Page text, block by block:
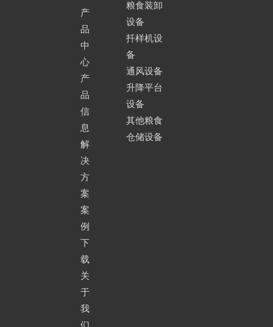
产
品
中
心
产
品
信
息
解
决
方
案
案
例
下
载
关
于
我
粮食装卸
设备
扦样机设
备
通风设备
升降平台
设备
其他粮食
仓储设备